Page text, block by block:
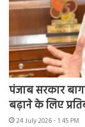
पंजाब सरकार
बढ़ाने के लिए
24 July 2026 - 1:45 PM